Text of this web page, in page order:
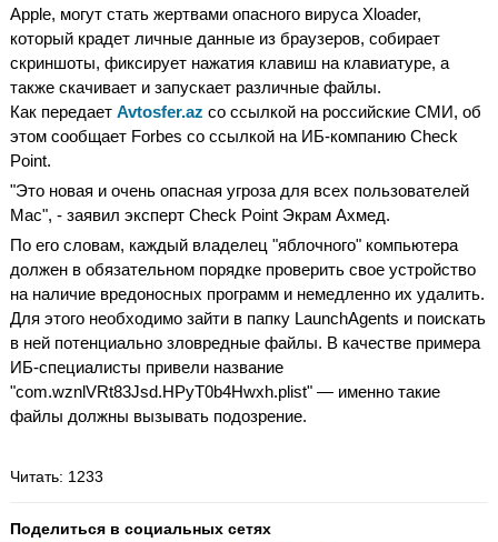
Apple, могут стать жертвами опасного вируса Xloader,
который крадет личные данные из браузеров, собирает
скриншоты, фиксирует нажатия клавиш на клавиатуре, а
также скачивает и запускает различные файлы.
Как передает Avtosfer.az со ссылкой на российские СМИ, об
этом сообщает Forbes со ссылкой на ИБ-компанию Check
Point.
"Это новая и очень опасная угроза для всех пользователей
Mac", - заявил эксперт Check Point Экрам Ахмед.
По его словам, каждый владелец "яблочного" компьютера
должен в обязательном порядке проверить свое устройство
на наличие вредоносных программ и немедленно их удалить.
Для этого необходимо зайти в папку LaunchAgents и поискать
в ней потенциально зловредные файлы. В качестве примера
ИБ-специалисты привели название
"com.wznlVRt83Jsd.HPyT0b4Hwxh.plist" — именно такие
файлы должны вызывать подозрение.
Читать: 1233
Поделиться в социальных сетях